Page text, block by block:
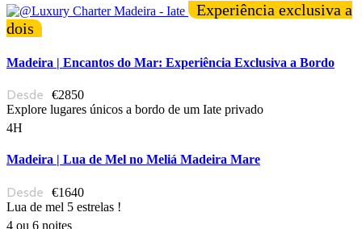
Experiência exclusiva a
dois
Madeira | Encantos do Mar: Experiência Exclusiva a Bordo
€2850
Explore lugares únicos a bordo de um Iate privado
4H
Madeira | Lua de Mel no Meliá Madeira Mare
€1640
Lua de mel 5 estrelas !
4 ou 6 noites